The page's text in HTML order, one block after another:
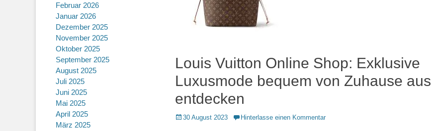
Louis Vuitton Online Shop: Exklusive
Luxusmode bequem von Zuhause aus
entdecken
Posted
30 August 2023 Hinterlasse einen Kommentar
Februar 2026
Januar 2026
Dezember 2025
November 2025
Oktober 2025
September 2025
August 2025
Juli 2025
Juni 2025
Mai 2025
April 2025
März 2025